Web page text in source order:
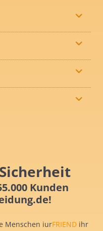
Kunden
Menschen iurFRIEND ihr